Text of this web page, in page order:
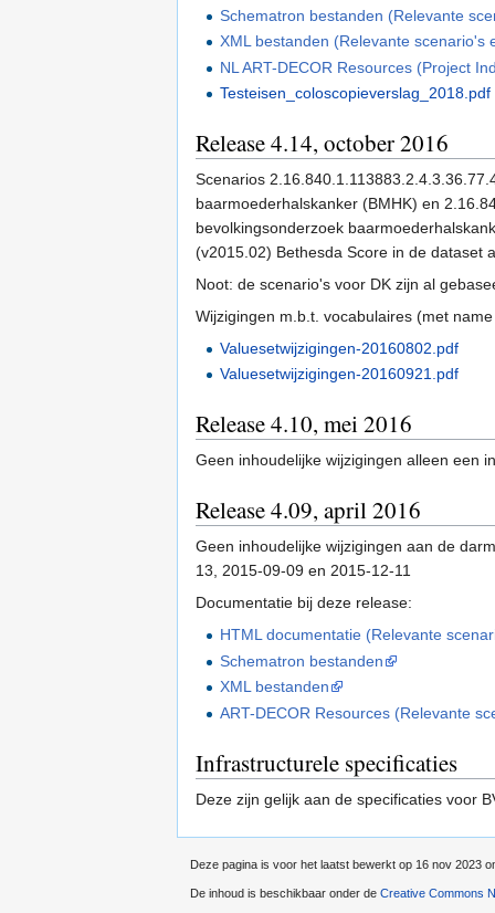
Schematron bestanden (Relevante
XML bestanden (Relevante
NL ART-DECOR Resources (Project
Testeisen_coloscopieverslag_2018.pdf
Release 4.14, october 2016
Scenarios
baarmoederhalskanker (BMHK) en
bevolkingsonderzoek
(v2015.02) Bethesda Score in de dataset
Noot: de scenario's voor DK zijn al
Wijzigingen m.b.t. vocabulaires (met
Valuesetwijzigingen-20160802.pdf
Valuesetwijzigingen-20160921.pdf
Release 4.10, mei 2016
Geen inhoudelijke wijzigingen alleen een
Release 4.09, april 2016
Geen inhoudelijke wijzigingen aan de
13, 2015-09-09 en 2015-12-11
Documentatie bij deze release:
HTML documentatie (Relevante
Schematron bestanden
XML bestanden
ART-DECOR Resources (Relevante
Infrastructurele specificaties
Deze zijn gelijk aan de specificaties voor
Deze pagina is voor het laatst bewerkt op 16 nov 2023
De inhoud is beschikbaar onder de Creative Commons